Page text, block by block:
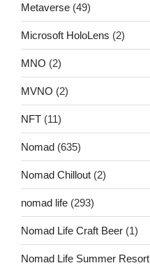
Metaverse (49)
Microsoft HoloLens (2)
MNO (2)
MVNO (2)
NFT (11)
Nomad (635)
Nomad Chillout (2)
nomad life (293)
Nomad Life Craft Beer (1)
Nomad Life Summer Resort